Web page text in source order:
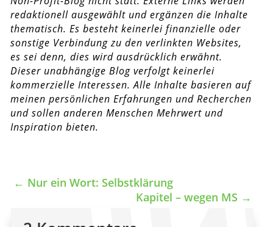
redaktionell ausgewählt und ergänzen die Inhalte
thematisch. Es besteht keinerlei finanzielle oder
sonstige Verbindung zu den verlinkten Websites,
es sei denn, dies wird ausdrücklich erwähnt.
Dieser unabhängige Blog verfolgt keinerlei
kommerzielle Interessen. Alle Inhalte basieren auf
meinen persönlichen Erfahrungen und Recherchen
und sollen anderen Menschen Mehrwert und
Inspiration bieten.
← Nur ein Wort: Selbstklärung
Kapitel – wegen MS →